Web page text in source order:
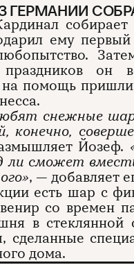
ГЕРМАНИИ
ему
он
помощь пришли
снежные
конечно,
Йозеф.
ли сможет
, — добавляет
есть шар с
со времен
в стеклянной
сделанные
дома.